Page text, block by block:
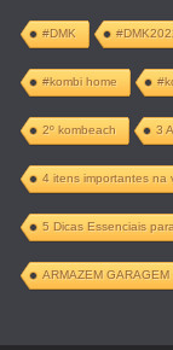
#DMK
#kombi home
2º kombeach 3
4 itens importantes na
5 Dicas Essenciais
ARMAZEM GARAGEM